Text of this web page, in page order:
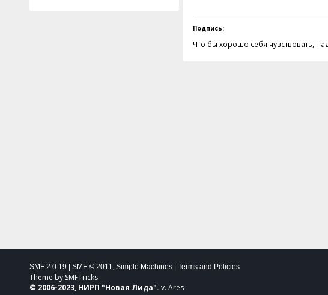
Подпись:
Что бы хорошо себя чувствовать,
SMF 2.0.19 SMF © 2011, Simple Machines| Terms and Policies
Theme by SMFTricks
© 2006-2023, НИРП "Новая Лида". v. Ares